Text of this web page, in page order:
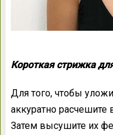
Короткая стрижка
Для того, чтобы
аккуратно расчешите
Затем высушите их